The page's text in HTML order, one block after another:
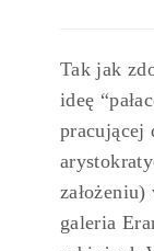
Tak jak
ideę
pracującej
galeria